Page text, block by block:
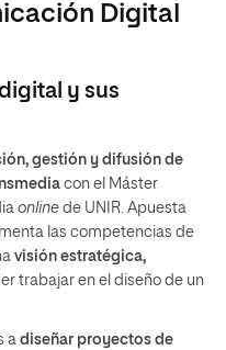
Digital
y sus
gestión y difusión de
con el Máster
online de UNIR. Apuesta
las competencias de
visión estratégica,
trabajar en el diseño de un
a diseñar proyectos de